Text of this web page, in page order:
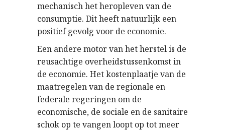
mechanisch het heropleven van de
consumptie. Dit heeft natuurlijk een
positief gevolg voor de economie.
Een andere motor van het herstel is de
reusachtige overheidstussenkomst in
de economie. Het kostenplaatje van de
maatregelen van de regionale en
federale regeringen om de
economische, de sociale en de sanitaire
schok op te vangen loopt op tot meer